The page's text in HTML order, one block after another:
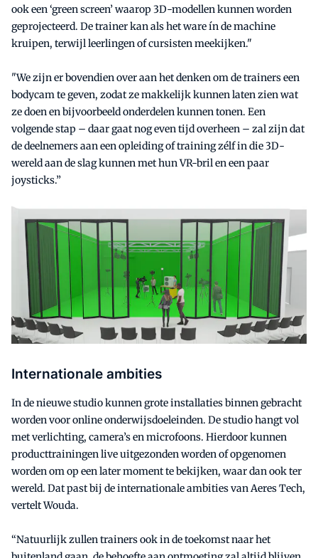
ook een ‘green screen’ waarop 3D-modellen kunnen worden
geprojecteerd. De trainer kan als het ware ín de machine
kruipen, terwijl leerlingen of cursisten meekijken."
"We zijn er bovendien over aan het denken om de trainers een
bodycam te geven, zodat ze makkelijk kunnen laten zien wat
ze doen en bijvoorbeeld onderdelen kunnen tonen. Een
volgende stap – daar gaat nog even tijd overheen – zal zijn dat
de deelnemers aan een opleiding of training zélf in die 3D-
wereld aan de slag kunnen met hun VR-bril en een paar
joysticks.”
Internationale ambities
In de nieuwe studio kunnen grote installaties binnen gebracht
worden voor online onderwijsdoeleinden. De studio hangt vol
met verlichting, camera’s en microfoons. Hierdoor kunnen
producttrainingen live uitgezonden worden of opgenomen
worden om op een later moment te bekijken, waar dan ook ter
wereld. Dat past bij de internationale ambities van Aeres Tech,
vertelt Wouda.
“Natuurlijk zullen trainers ook in de toekomst naar het